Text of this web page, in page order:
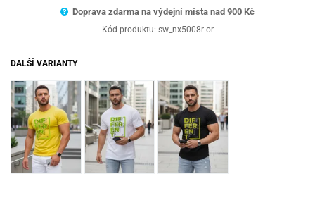
Doprava zdarma na výdejní místa nad 900 Kč
Kód produktu: sw_nx5008r-or
DALŠÍ VARIANTY